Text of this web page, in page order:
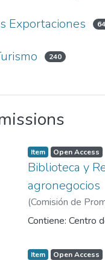
Exportaciones
240
Item Open Access
Biblioteca y
agronegocios
(Comisión de
Contiene: Centro
Item Open Access